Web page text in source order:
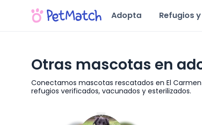
Adopta Refugios
Otras mascotas en
Conectamos mascotas rescatados en El
refugios verificados, vacunados y esterilizados.
Región del Ñuble